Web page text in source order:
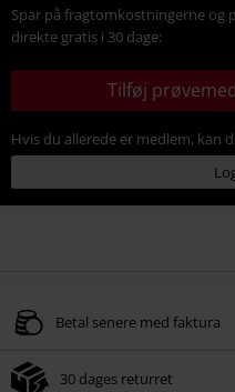
Spar på fragtomkostningerne og
direkte gratis i 30 dage:
Tilføj
Hvis du allerede er medlem, kan
Betal senere med faktura
30 dages returret